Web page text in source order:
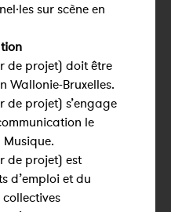
sur scène en
de projet) doit être
Wallonie-Bruxelles.
projet) s’engage
le
de projet) est
d’emploi et du